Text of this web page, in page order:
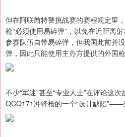
但在阿联酋特警挑战赛的赛程规定里
枪“必须使用易碎弹”，以免在近距离
参赛队伍自带易碎弹，但我国此前并
弹，因此只能使用主办方提供的外国
不少“军迷”甚至“专业人士”在评论这
QCQ171冲锋枪的一个“设计缺陷”——